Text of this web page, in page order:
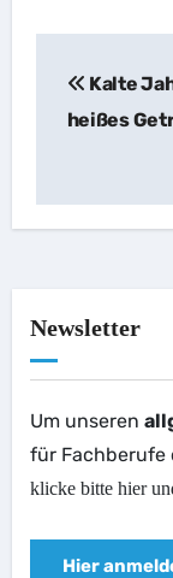
Kalte
heißes
Newsletter
Um unseren
für Fachberufe
klicke bitte hier
Hier